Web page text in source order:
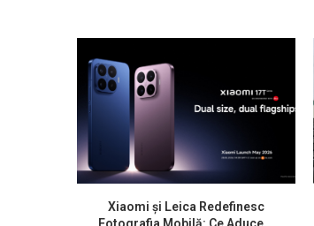
Xiaomi și Leica Redefinesc
Fotografia Mobilă: Ce Aduce...